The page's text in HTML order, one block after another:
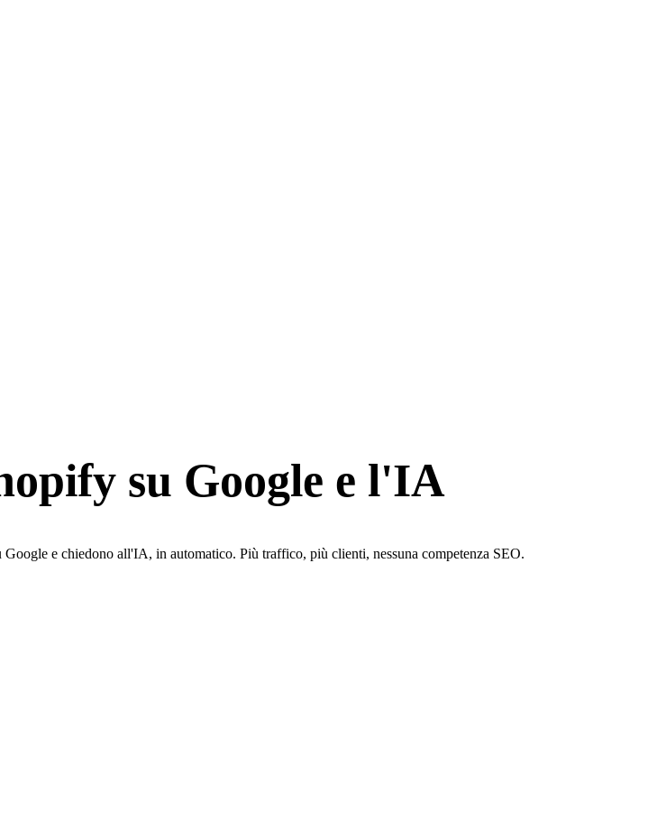
su Google e l'IA
e chiedono all'IA, in automatico. Più traffico, più clienti, nessuna competenza SEO.